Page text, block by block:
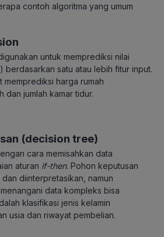
contoh algoritma yang umum
untuk memprediksi nilai
berdasarkan satu atau lebih fitur input.
memprediksi harga rumah
dan jumlah kamar tidur.
(decision tree)
cara memisahkan data
aturan if-then. Pohon keputusan
diinterpretasikan, namun
data kompleks bisa
klasifikasi jenis kelamin
usia dan riwayat pembelian.